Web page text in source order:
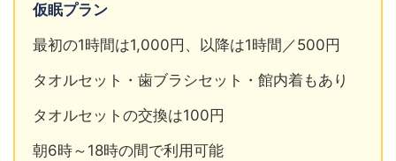
仮眠プラン
最初の1時間は1,000円、以降は1時間／500円
タオルセット・歯ブラシセット・館内着もあり
タオルセットの交換は100円
朝6時～18時の間で利用可能